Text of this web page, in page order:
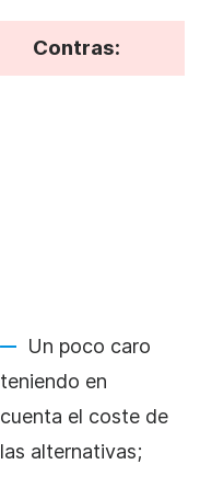
Contras:
Un poco caro
teniendo en
cuenta el coste de
las alternativas;